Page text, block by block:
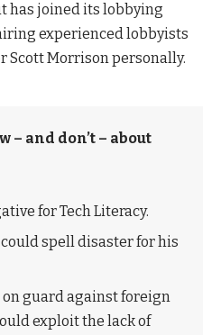
has joined its lobbying
experienced lobbyists
Scott Morrison personally.
– and don’t – about
for Tech Literacy.
could spell disaster for his
on guard against foreign
exploit the lack of